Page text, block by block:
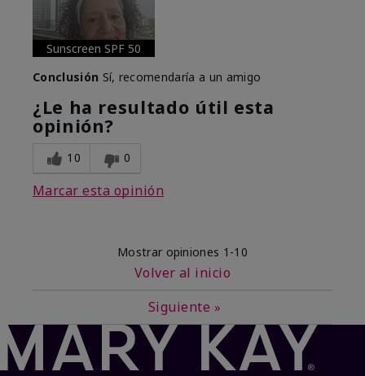
Sunscreen SPF 50
Conclusión Sí, recomendaría a un amigo
¿Le ha resultado útil esta
opinión?
10 0
Marcar esta opinión
Mostrar opiniones 1-10
Volver al inicio
Siguiente »